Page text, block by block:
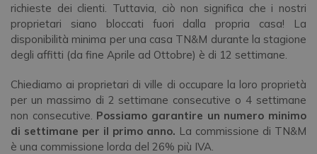
richieste dei clienti. Tuttavia, ciò non significa che i nostri
proprietari siano bloccati fuori dalla propria casa! La
disponibilità minima per una casa TN&M durante la stagione
degli affitti (da fine Aprile ad Ottobre) è di 12 settimane.
Chiediamo ai proprietari di ville di occupare la loro proprietà
per un massimo di 2 settimane consecutive o 4 settimane
non consecutive. Possiamo garantire un numero minimo
di settimane per il primo anno. La commissione di TN&M
è una commissione lorda del 26% più IVA.